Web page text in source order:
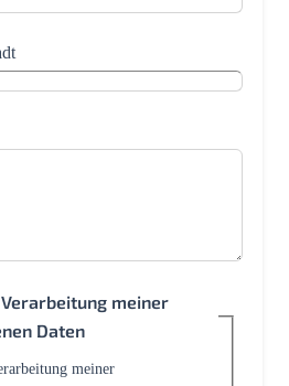
meiner
Daten
meiner